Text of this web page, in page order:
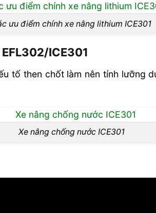
ưu điểm chính xe nâng lithium ICE301
ICE301
tố then chốt làm nên tính lưỡng
Xe nâng chống nước ICE301